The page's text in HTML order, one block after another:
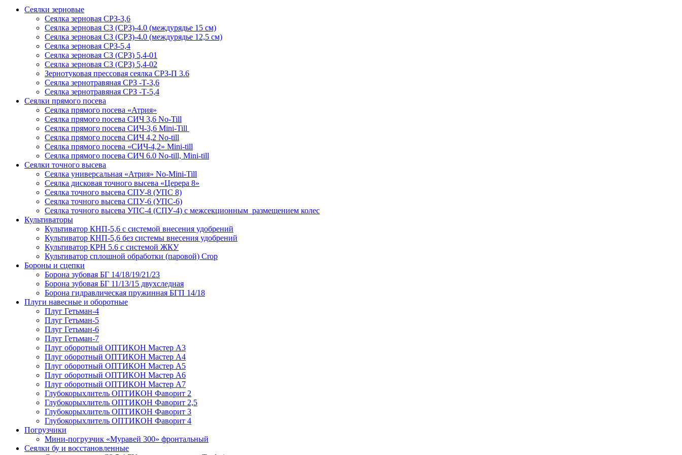
Сеялки зерновые
Сеялка зерновая СРЗ-3,6
Сеялка зерновая СЗ (СРЗ)-4.0 (междурядье 15 см)
Сеялка зерновая СЗ (СРЗ)-4.0 (междурядье 12,5 см)
Сеялка зерновая СРЗ-5,4
Сеялка зерновая СЗ (СРЗ) 5,4-01
Сеялка зерновая СЗ (СРЗ) 5,4-02
Зернотуковая прессовая сеялка СРЗ-П 3.6
Сеялка зернотравяная СРЗ -Т-3,6
Сеялка зернотравяная СРЗ -Т-5,4
Сеялки прямого посева
Сеялка прямого посева «Атрия»
Сеялка прямого посева СИЧ 3,6 No-Till
Сеялка прямого посева СИЧ-3,6 Mini-Till
Сеялка прямого посева СИЧ 4,2 No-till
Сеялка прямого посева «СИЧ-4,2» Mini-till
Сеялка прямого посева СИЧ 6.0 No-till, Mini-till
Сеялки точного высева
Сеялка универсальная «Атрия» No-Mini-Till
Сеялка дисковая точного высева «Церера 8»
Сеялка точного высева СПУ-8 (УПС 8)
Сеялка точного высева СПУ-6 (УПС-6)
Сеялка точного высева УПС-4 (СПУ-4) с межсекционным размещением колес
Культиваторы
Культиватор КНП-5,6 с системой внесения удобрений
Культиватор КНП-5,6 без системы внесения удобрений
Культиватор КРН 5.6 с системой ЖКУ
Культиватор сплошной обработки (паровой) Crop
Бороны и сцепки
Борона зубовая БГ 14/18/19/21/23
Борона зубовая БГ 11/13/15 двухследная
Борона гидравлическая пружинная БГП 14/18
Плуги навесные и оборотные
Плуг Гетьман-4
Плуг Гетьман-5
Плуг Гетьман-6
Плуг Гетьман-7
Плуг оборотный ОПТИКОН Мастер А3
Плуг оборотный ОПТИКОН Мастер А4
Плуг оборотный ОПТИКОН Мастер А5
Плуг оборотный ОПТИКОН Мастер А6
Плуг оборотный ОПТИКОН Мастер А7
Глубокорыхлитель ОПТИКОН Фаворит 2
Глубокорыхлитель ОПТИКОН Фаворит 2,5
Глубокорыхлитель ОПТИКОН Фаворит 3
Глубокорыхлитель ОПТИКОН Фаворит 4
Погрузчики
Мини-погрузчик «Муравей 300» фронтальный
Сеялки бу и восстановленные